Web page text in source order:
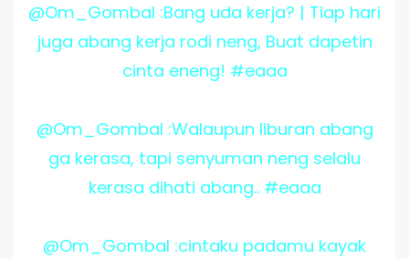
@Om_Gombal :Bang uda kerja? | Tiap hari
juga abang kerja rodi neng, Buat dapetin
cinta eneng! #eaaa
@Om_Gombal :Walaupun liburan abang
ga kerasa, tapi senyuman neng selalu
kerasa dihati abang.. #eaaa
@Om_Gombal :cintaku padamu kayak